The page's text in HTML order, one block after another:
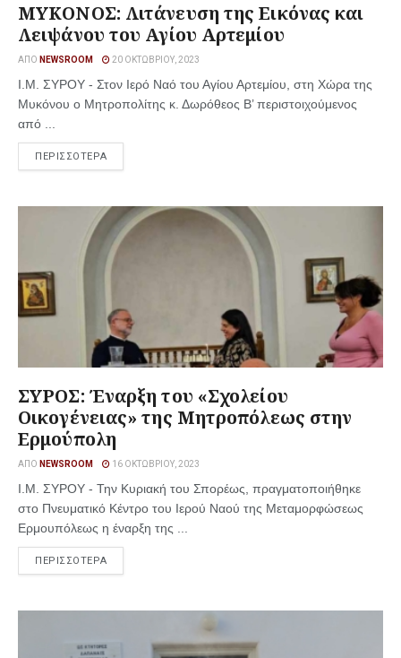
ΜΥΚΟΝΟΣ: Λιτάνευση της Εικόνας και
Λειψάνου του Αγίου Αρτεμίου
ΑΠΌ NEWSROOM 20 ΟΚΤΩΒΡΊΟΥ, 2023
Ι.Μ. ΣΥΡΟΥ - Στον Ιερό Nαό του Αγίου Αρτεμίου, στη Χώρα της
Μυκόνου ο Μητροπολίτης κ. Δωρόθεος Β’ περιστοιχούμενος
από ...
ΠΕΡΙΣΣΟΤΕΡΑ
ΣΥΡΟΣ: Έναρξη του «Σχολείου
Οικογένειας» της Μητροπόλεως στην
Ερμούπολη
ΑΠΌ NEWSROOM 16 ΟΚΤΩΒΡΊΟΥ, 2023
Ι.Μ. ΣΥΡΟΥ - Την Κυριακή του Σπορέως, πραγματοποιήθηκε
στο Πνευματικό Κέντρο του Ιερού Ναού της Μεταμορφώσεως
Ερμουπόλεως η έναρξη της ...
ΠΕΡΙΣΣΟΤΕΡΑ